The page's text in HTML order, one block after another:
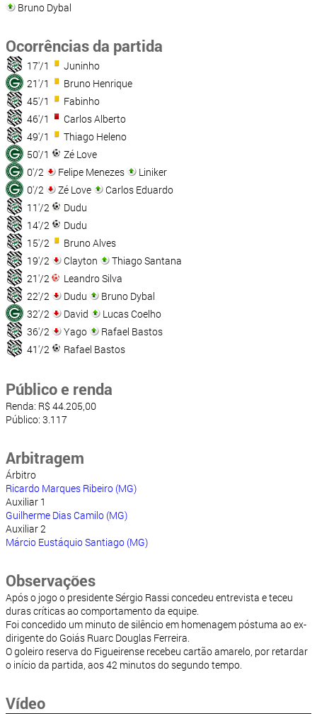
Bruno Dybal
Ocorrências da partida
17'/1
Juninho
21'/1
Bruno Henrique
45'/1
Fabinho
46'/1
Carlos Alberto
49'/1
Thiago Heleno
50'/1
Zé Love
0'/2
Felipe Menezes
Liniker
0'/2
Zé Love
Carlos Eduardo
11'/2
Dudu
14'/2
Dudu
15'/2
Bruno Alves
19'/2
Clayton
Thiago Santana
21'/2
Leandro Silva
22'/2
Dudu
Bruno Dybal
32'/2
David
Lucas Coelho
36'/2
Yago
Rafael Bastos
41'/2
Rafael Bastos
Público e renda
Renda: R$ 44.205,00
Público: 3.117
Arbitragem
Árbitro
Ricardo Marques Ribeiro (MG)
Auxiliar 1
Guilherme Dias Camilo (MG)
Auxiliar 2
Márcio Eustáquio Santiago (MG)
Observações
Após o jogo o presidente Sérgio Rassi concedeu entrevista e teceu
duras críticas ao comportamento da equipe.
Foi concedido um minuto de silêncio em homenagem póstuma ao ex-
dirigente do Goiás Ruarc Douglas Ferreira.
O goleiro reserva do Figueirense recebeu cartão amarelo, por retardar
o início da partida, aos 42 minutos do segundo tempo.
Vídeo